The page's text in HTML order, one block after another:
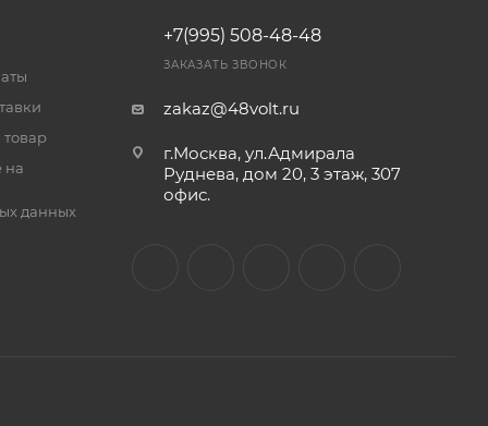
товар
на
данных
+7(995) 508-48-48
ЗАКАЗАТЬ ЗВОНОК
zakaz@48volt.ru
г.Москва, ул.Адмирала
Руднева, дом 20, 3 этаж, 307
офис.